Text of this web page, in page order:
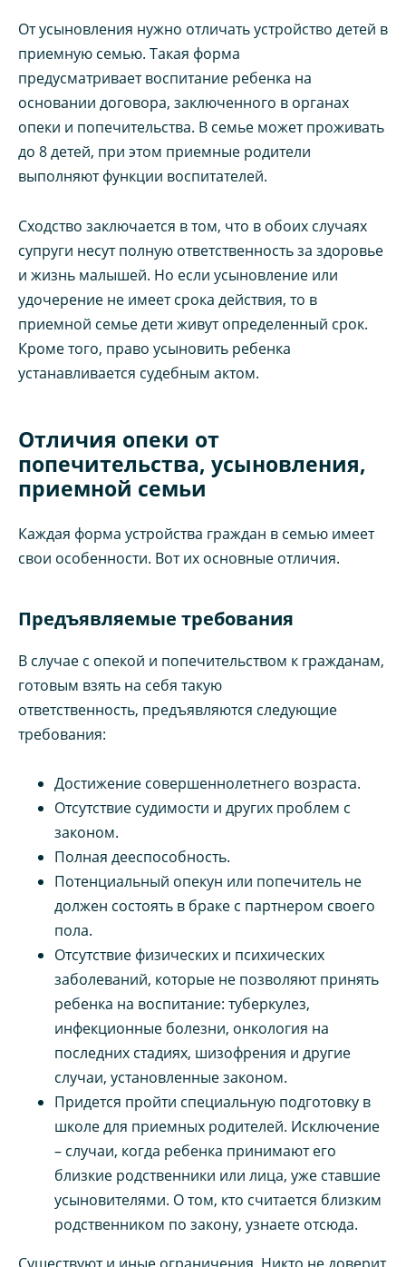
От усыновления нужно отличать устройство детей в
приемную семью. Такая форма
предусматривает воспитание ребенка на
основании договора, заключенного в органах
опеки и попечительства. В семье может проживать
до 8 детей, при этом приемные родители
выполняют функции воспитателей.
Сходство заключается в том, что в обоих случаях
супруги несут полную ответственность за здоровье
и жизнь малышей. Но если усыновление или
удочерение не имеет срока действия, то в
приемной семье дети живут определенный срок.
Кроме того, право усыновить ребенка
устанавливается судебным актом.
Отличия опеки от
попечительства, усыновления,
приемной семьи
Каждая форма устройства граждан в семью имеет
свои особенности. Вот их основные отличия.
Предъявляемые требования
В случае с опекой и попечительством к гражданам,
готовым взять на себя такую
ответственность, предъявляются следующие
требования:
Достижение совершеннолетнего возраста.
Отсутствие судимости и других проблем с
законом.
Полная дееспособность.
Потенциальный опекун или попечитель не
должен состоять в браке с партнером своего
пола.
Отсутствие физических и психических
заболеваний, которые не позволяют принять
ребенка на воспитание: туберкулез,
инфекционные болезни, онкология на
последних стадиях, шизофрения и другие
случаи, установленные законом.
Придется пройти специальную подготовку в
школе для приемных родителей. Исключение
– случаи, когда ребенка принимают его
близкие родственники или лица, уже ставшие
усыновителями. О том, кто считается близким
родственником по закону, узнаете отсюда.